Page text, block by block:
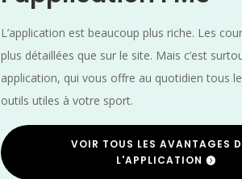
L’application est beaucoup plus riche. Les
plus détaillées que sur le site. Mais c’est
application, qui vous offre au quotidien tous
outils utiles à votre sport.
VOIR TOUS LES AVANTAGES
L'APPLICATION